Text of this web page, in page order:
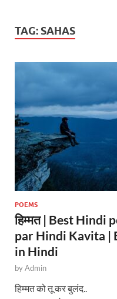
TAG: SAHAS
POEMS
हिम्मत | Best Hindi
par Hindi Kavita |
in Hindi
byAdmin
हिम्मत को तू कर बुलंद..